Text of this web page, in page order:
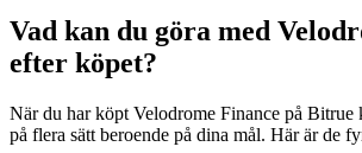
Vad kan du göra med
efter köpet?
När du har köpt Velodrome Finance på Bitrue
på flera sätt beroende på dina mål. Här är de